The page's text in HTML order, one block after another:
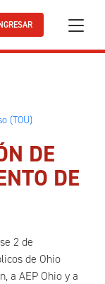
(TOU)
DE
DE
2 de
de Ohio
a AEP Ohio y a